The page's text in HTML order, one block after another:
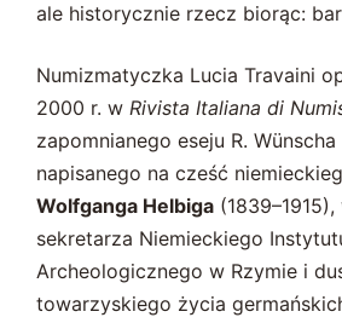
ale historycznie rzecz biorąc:
Numizmatyczka Lucia Travaini
2000 r. w Rivista Italiana di
zapomnianego eseju R.
napisanego na cześć
Wolfganga Helbiga
sekretarza Niemieckiego
Archeologicznego w Rzymie i
towarzyskiego życia